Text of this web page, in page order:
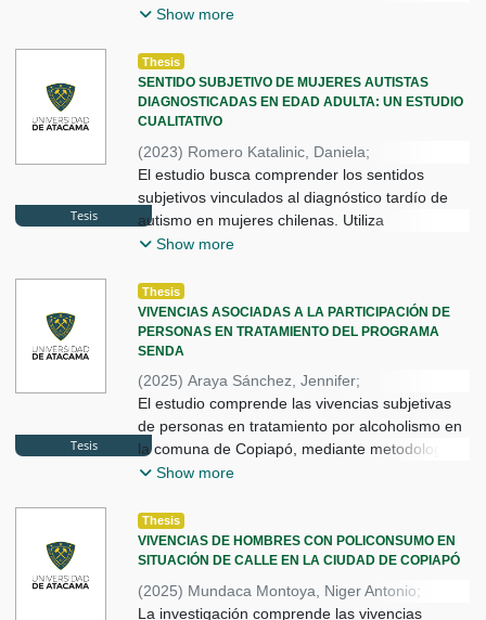
evidencia nacional e internacional. Sintetiza
y factores contextuales
Show more
Tesis
Thesis
SENTIDO SUBJETIVO DE MUJERES AUTISTAS
DIAGNOSTICADAS EN EDAD ADULTA: UN ESTUDIO
CUALITATIVO
(2023) Romero Katalinic, Daniela;
Brizuela Gallo, Pablo
El estudio busca comprender los sentidos
subjetivos vinculados al diagnóstico tardío de
autismo en mujeres chilenas. Utiliza
metodología cualitativa descriptivo-
mediante entrevistas semiestructuradas a cinco
Show more
Tesis
Thesis
VIVENCIAS ASOCIADAS A LA PARTICIPACIÓN DE
PERSONAS EN TRATAMIENTO DEL PROGRAMA
SENDA
(2025) Araya Sánchez, Jennifer;
Miramag Pascuaza, Jessica;
Encalada Ramírez, Kathia;Brizuela Gallo, Pablo
El estudio comprende las vivencias subjetivas
de personas en tratamiento por alcoholismo en
la comuna de Copiapó, mediante metodología
cualitativa y diseño fenomenológico
semiestructuradas episódicas, analiza emocio
Show more
Thesis
VIVENCIAS DE HOMBRES CON POLICONSUMO EN
SITUACIÓN DE CALLE EN LA CIUDAD DE COPIAPÓ
(2025) Mundaca Montoya, Niger Antonio;
Farías Cabrera, Carlos Agustín;
La investigación comprende las vivencias